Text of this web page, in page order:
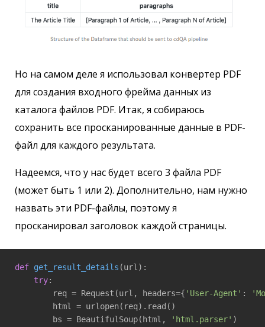
Но на самом деле я использовал конвертер PDF
для создания входного фрейма данных из
каталога файлов PDF. Итак, я собираюсь
сохранить все просканированные данные в PDF-
файл для каждого результата.
Надеемся, что у нас будет всего 3 файла PDF
(может быть 1 или 2). Дополнительно, нам нужно
назвать эти PDF-файлы, поэтому я
просканировал заголовок каждой страницы.
def get_result_details (url) :
try:
        req = Request(url, headers={
'User-Agent' :
        html = urlopen(req).read()
        bs = BeautifulSoup(html,
'html.parser' )